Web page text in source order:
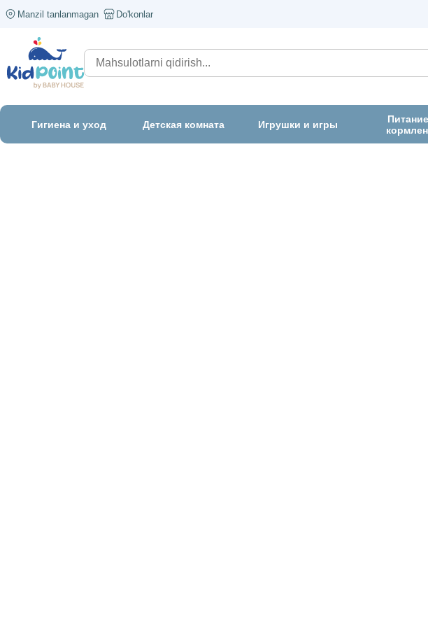
Manzil tanlanmagan Do'konlar
Гигиена и уход Детская комната Игрушки и игры